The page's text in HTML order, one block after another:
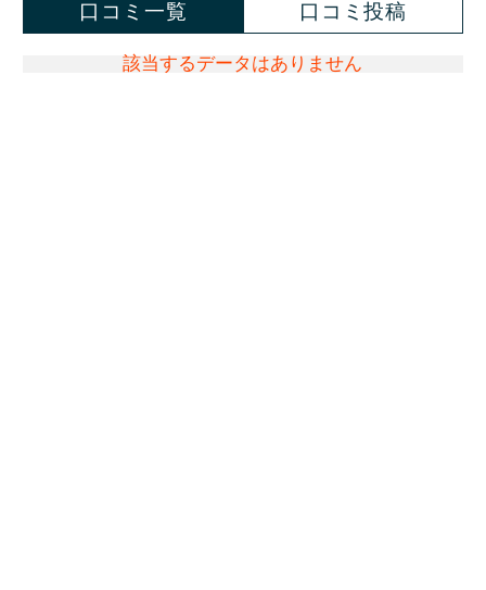
口コミ一覧 口コミ投稿
該当するデータはありません